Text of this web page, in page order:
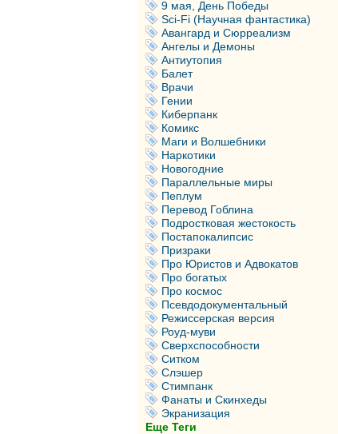
9 мая, День Победы
Sci-Fi (Научная фантастика)
Авангард и Сюрреализм
Ангелы и Демоны
Антиутопия
Балет
Врачи
Гении
Киберпанк
Комикс
Маги и Волшебники
Наркотики
Новогодние
Параллельные миры
Пеплум
Перевод Гоблина
Подростковая жестокость
Постапокалипсис
Призраки
Про Юристов и Адвокатов
Про богатых
Про космос
Псевдодокументальный
Режиссерская версия
Роуд-муви
Сверхспособности
Ситком
Слэшер
Стимпанк
Фанаты и Скинхеды
Экранизация
Еще Теги